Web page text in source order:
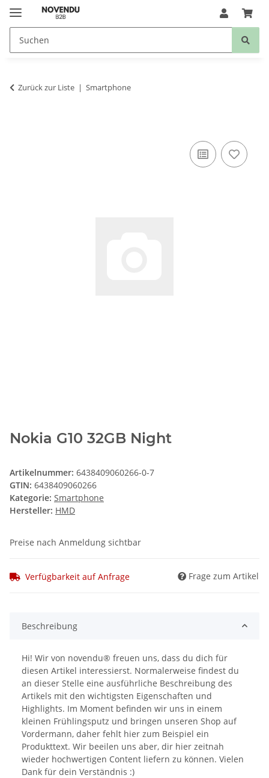
Zurück zur Liste Smartphone
Nokia G10 32GB Night
Artikelnummer: 6438409060266-0-7
GTIN: 6438409060266
Kategorie: Smartphone
Hersteller: HMD
Preise nach Anmeldung sichtbar
Verfügbarkeit auf Anfrage Frage zum Artikel
Beschreibung
Hi! Wir von novendu® freuen uns, dass du dich für
diesen Artikel interessierst. Normalerweise findest du
an dieser Stelle eine ausführliche Beschreibung des
Artikels mit den wichtigsten Eigenschaften und
Highlights. Im Moment befinden wir uns in einem
kleinen Frühlingsputz und bringen unseren Shop auf
Vordermann, daher fehlt hier zum Beispiel ein
Produkttext. Wir beeilen uns aber, dir hier zeitnah
wieder hochwertigen Content liefern zu können. Vielen
Dank für dein Verständnis :)